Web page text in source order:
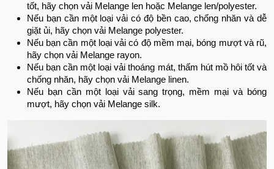
tốt, hãy chọn vải Melange len hoặc Melange len/polyester.
Nếu bạn cần một loại vải có độ bền cao, chống nhăn và dễ
giặt ủi, hãy chọn vải Melange polyester.
Nếu bạn cần một loại vải có độ mềm mại, bóng mượt và rũ,
hãy chọn vải Melange rayon.
Nếu bạn cần một loại vải thoáng mát, thấm hút mồ hôi tốt và
chống nhăn, hãy chọn vải Melange linen.
Nếu bạn cần một loại vải sang trọng, mềm mại và bóng
mượt, hãy chọn vải Melange silk.